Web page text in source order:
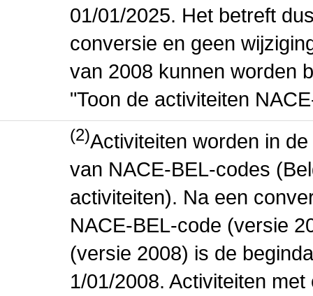
01/01/2025. Het betreft
conversie en geen
van 2008 kunnen worden
"Toon de activiteiten
(2)Activiteiten worden in
van NACE-BEL-codes
activiteiten). Na een
NACE-BEL-code (versie
(versie 2008) is de
1/01/2008. Activiteiten